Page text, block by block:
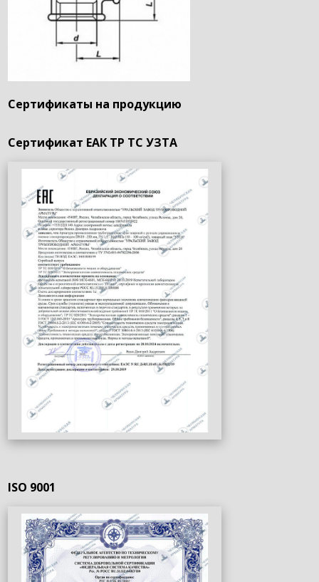
Сертификаты на продукцию
Сертификат ЕАК ТР ТС УЗТА
ISO 9001